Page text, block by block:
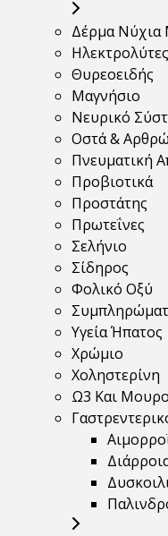
Δέρμα Νύχια
Ηλεκτρολύτες
Θυρεοειδής
Μαγνήσιο
Νευρικό
Οστά &
Πνευματική
Προβιοτικά
Προστάτης
Πρωτεΐνες
Σελήνιο
Σίδηρος
Φολικό Οξύ
Υγεία Ήπατος
Χρώμιο
Χοληστερίνη
Ω3 Και